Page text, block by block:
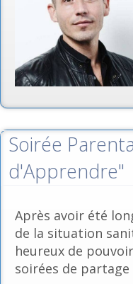
Soirée
d'Apprendre"
Après avoir été
de la situation
heureux de
soirées de